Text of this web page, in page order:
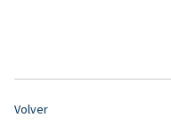
Volver